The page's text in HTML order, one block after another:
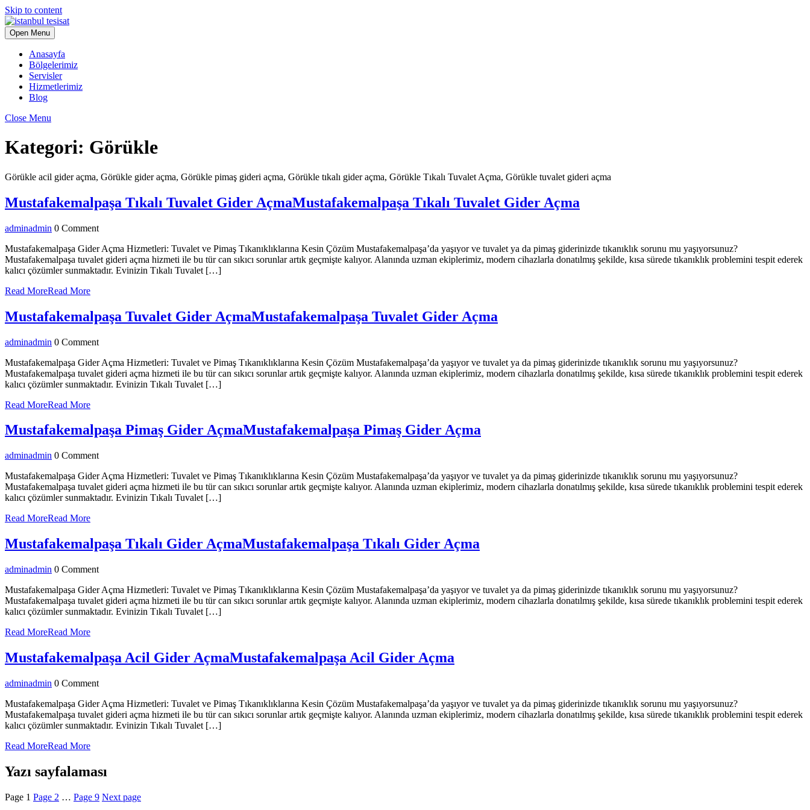
Skip to content
Open Menu
Anasayfa
Bölgelerimiz
Servisler
Hizmetlerimiz
Blog
Close Menu
Kategori: Görükle
Görükle acil gider açma, Görükle gider açma, Görükle pimaş gideri açma, Görükle tıkalı gider açma, Görükle Tıkalı Tuvalet Açma, Görükle tuvalet gideri açma
Mustafakemalpaşa Tıkalı Tuvalet Gider AçmaMustafakemalpaşa Tıkalı Tuvalet Gider Açma
adminadmin 0 Comment
Mustafakemalpaşa Gider Açma Hizmetleri: Tuvalet ve Pimaş Tıkanıklıklarına Kesin Çözüm Mustafakemalpaşa’da yaşıyor ve tuvalet ya da pimaş giderinizde tıkanıklık sorunu mu yaşıyorsunuz?
Mustafakemalpaşa tuvalet gideri açma hizmeti ile bu tür can sıkıcı sorunlar artık geçmişte kalıyor. Alanında uzman ekiplerimiz, modern cihazlarla donatılmış şekilde, kısa sürede tıkanıklık problemini tespit ederek
kalıcı çözümler sunmaktadır. Evinizin Tıkalı Tuvalet […]
Read MoreRead More
Mustafakemalpaşa Tuvalet Gider AçmaMustafakemalpaşa Tuvalet Gider Açma
adminadmin 0 Comment
Mustafakemalpaşa Gider Açma Hizmetleri: Tuvalet ve Pimaş Tıkanıklıklarına Kesin Çözüm Mustafakemalpaşa’da yaşıyor ve tuvalet ya da pimaş giderinizde tıkanıklık sorunu mu yaşıyorsunuz?
Mustafakemalpaşa tuvalet gideri açma hizmeti ile bu tür can sıkıcı sorunlar artık geçmişte kalıyor. Alanında uzman ekiplerimiz, modern cihazlarla donatılmış şekilde, kısa sürede tıkanıklık problemini tespit ederek
kalıcı çözümler sunmaktadır. Evinizin Tıkalı Tuvalet […]
Read MoreRead More
Mustafakemalpaşa Pimaş Gider AçmaMustafakemalpaşa Pimaş Gider Açma
adminadmin 0 Comment
Mustafakemalpaşa Gider Açma Hizmetleri: Tuvalet ve Pimaş Tıkanıklıklarına Kesin Çözüm Mustafakemalpaşa’da yaşıyor ve tuvalet ya da pimaş giderinizde tıkanıklık sorunu mu yaşıyorsunuz?
Mustafakemalpaşa tuvalet gideri açma hizmeti ile bu tür can sıkıcı sorunlar artık geçmişte kalıyor. Alanında uzman ekiplerimiz, modern cihazlarla donatılmış şekilde, kısa sürede tıkanıklık problemini tespit ederek
kalıcı çözümler sunmaktadır. Evinizin Tıkalı Tuvalet […]
Read MoreRead More
Mustafakemalpaşa Tıkalı Gider AçmaMustafakemalpaşa Tıkalı Gider Açma
adminadmin 0 Comment
Mustafakemalpaşa Gider Açma Hizmetleri: Tuvalet ve Pimaş Tıkanıklıklarına Kesin Çözüm Mustafakemalpaşa’da yaşıyor ve tuvalet ya da pimaş giderinizde tıkanıklık sorunu mu yaşıyorsunuz?
Mustafakemalpaşa tuvalet gideri açma hizmeti ile bu tür can sıkıcı sorunlar artık geçmişte kalıyor. Alanında uzman ekiplerimiz, modern cihazlarla donatılmış şekilde, kısa sürede tıkanıklık problemini tespit ederek
kalıcı çözümler sunmaktadır. Evinizin Tıkalı Tuvalet […]
Read MoreRead More
Mustafakemalpaşa Acil Gider AçmaMustafakemalpaşa Acil Gider Açma
adminadmin 0 Comment
Mustafakemalpaşa Gider Açma Hizmetleri: Tuvalet ve Pimaş Tıkanıklıklarına Kesin Çözüm Mustafakemalpaşa’da yaşıyor ve tuvalet ya da pimaş giderinizde tıkanıklık sorunu mu yaşıyorsunuz?
Mustafakemalpaşa tuvalet gideri açma hizmeti ile bu tür can sıkıcı sorunlar artık geçmişte kalıyor. Alanında uzman ekiplerimiz, modern cihazlarla donatılmış şekilde, kısa sürede tıkanıklık problemini tespit ederek
kalıcı çözümler sunmaktadır. Evinizin Tıkalı Tuvalet […]
Read MoreRead More
Yazı sayfalaması
Page 1 Page 2 … Page 9 Next page